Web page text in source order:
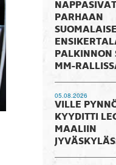
NAPPASIVAT
PARHAAN
PALKINNON
MM-
05.08.2026
VILLE
KYYDITTI
MAALIIN